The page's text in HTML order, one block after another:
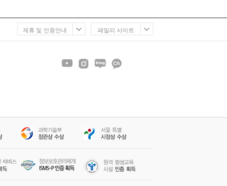
패밀리 사이트
제휴 및 인증안내